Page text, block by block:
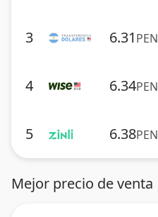
3 6.31 PEN
4 6.34PEN
5 6.38PEN
Mejor precio de venta